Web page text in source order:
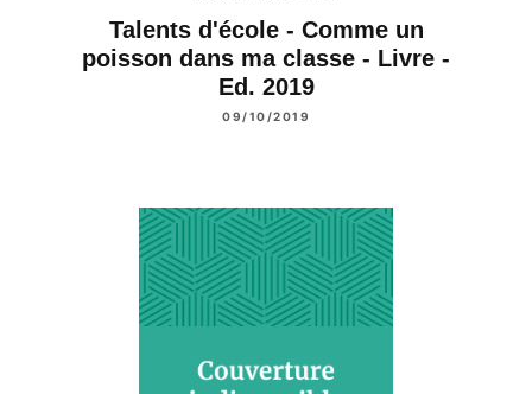
Talents d'école - Comme un
poisson dans ma classe - Livre -
Ed. 2019
09/10/2019